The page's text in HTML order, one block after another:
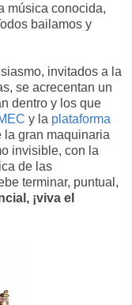
música conocida,
bailamos y
invitados a la
se acrecentan un
dentro y los que
y la plataforma
la gran maquinaria
invisible, con la
de las
terminar, puntual,
¡viva el